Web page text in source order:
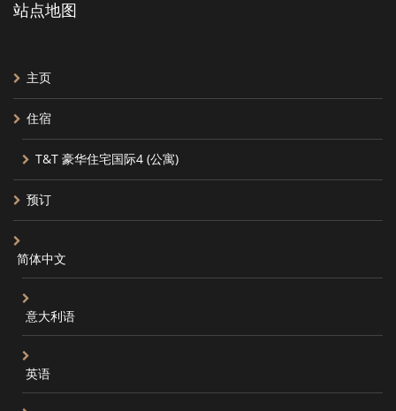
站点地图
主页
住宿
T&T 豪华住宅国际4 (公寓)
预订
简体中文
意大利语
英语